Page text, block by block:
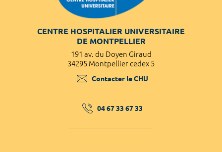
CENTRE HOSPITALIER UNIVERSITAIRE
DE MONTPELLIER
191 av. du Doyen Giraud
34295 Montpellier cedex 5
Contacter le CHU
04 67 33 67 33